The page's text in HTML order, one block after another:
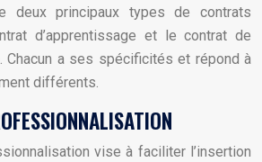
deux principaux types de contrats
d’apprentissage et le contrat de
Chacun a ses spécificités et répond à
différents.
vise à faciliter l’insertion